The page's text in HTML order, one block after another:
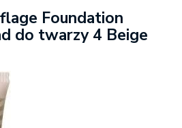
Foundation
do twarzy 4 Beige